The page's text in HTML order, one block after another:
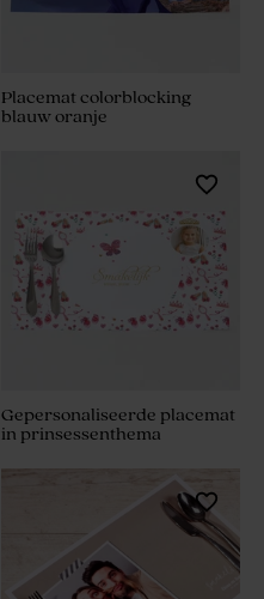
Placemat colorblocking
blauw oranje
Gepersonaliseerde placemat
in prinsessenthema